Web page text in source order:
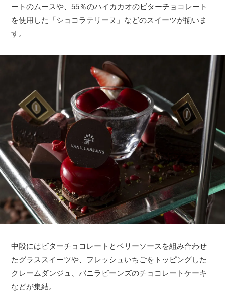
ートのムースや、55％のハイカカオのビターチョコレート
を使用した「ショコラテリーヌ」などのスイーツが揃いま
す。
中段にはビターチョコレートとベリーソースを組み合わせ
たグラススイーツや、フレッシュいちごをトッピングした
クレームダンジュ、バニラビーンズのチョコレートケーキ
などが集結。